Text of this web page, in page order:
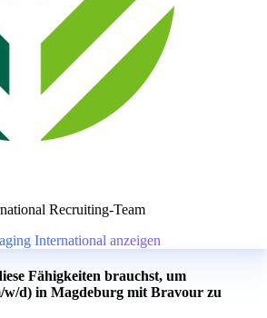
Recruiting-Team
International anzeigen
Fähigkeiten brauchst, um
w/d) in Magdeburg mit Bravour zu